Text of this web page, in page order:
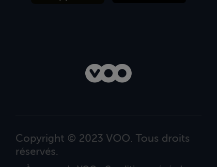
Copyright © 2023 VOO. Tous droits
réservés.